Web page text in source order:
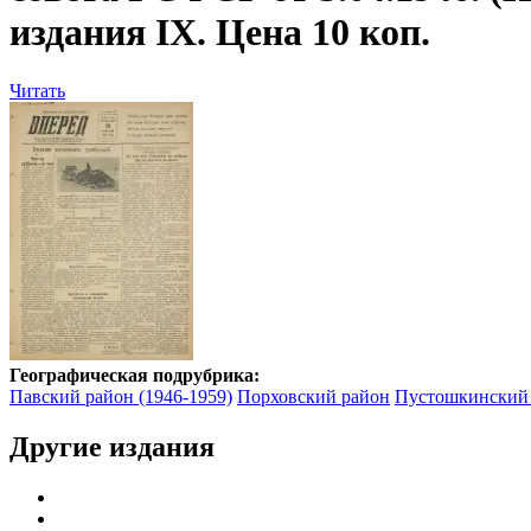
издания IX. Цена 10 коп.
Читать
Географическая подрубрика:
Павский район (1946-1959) Порховский район Пустошкинский
Другие издания